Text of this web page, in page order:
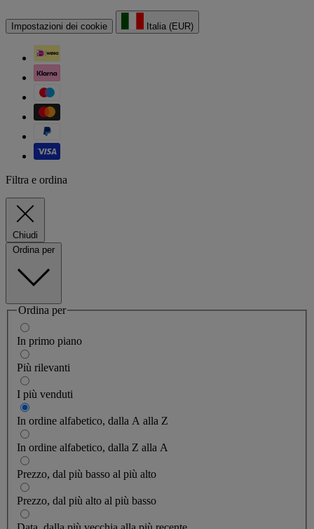
Impostazioni dei cookie Italia (EUR)
Filtra e ordina
Chiudi
Ordina per
Ordina per
In primo piano
Più rilevanti
I più venduti
In ordine alfabetico, dalla A alla Z
In ordine alfabetico, dalla Z alla A
Prezzo, dal più basso al più alto
Prezzo, dal più alto al più basso